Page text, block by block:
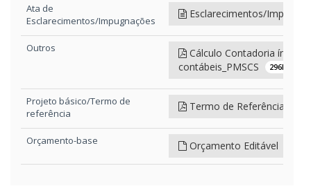
Ata de
Esclarecimentos/Impugnações
Esclarecimentos/
Outros
Cálculo Contadoria índices
contábeis_PMSCS
296kB
Projeto básico/Termo de
referência
Termo de Referência
Orçamento-base Orçamento Editável